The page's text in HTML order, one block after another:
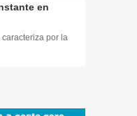
en
caracteriza por la